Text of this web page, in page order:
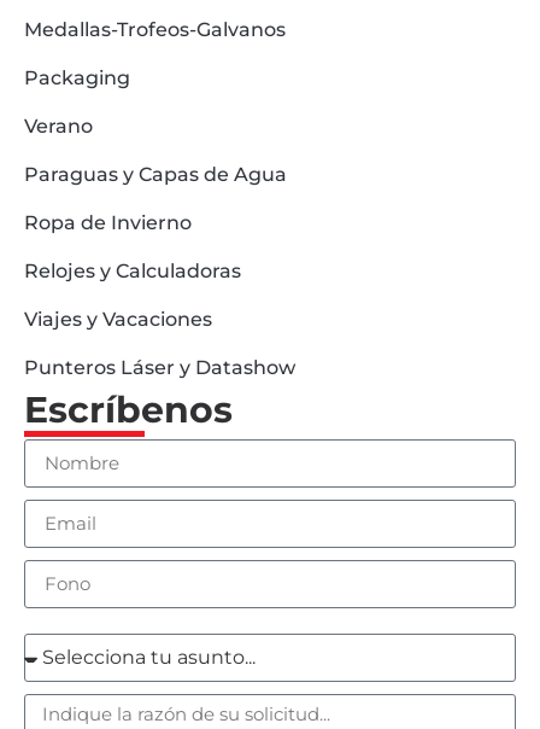
Medallas-Trofeos-Galvanos
Packaging
Verano
Paraguas y Capas de Agua
Ropa de Invierno
Relojes y Calculadoras
Viajes y Vacaciones
Punteros Láser y Datashow
Escríbenos